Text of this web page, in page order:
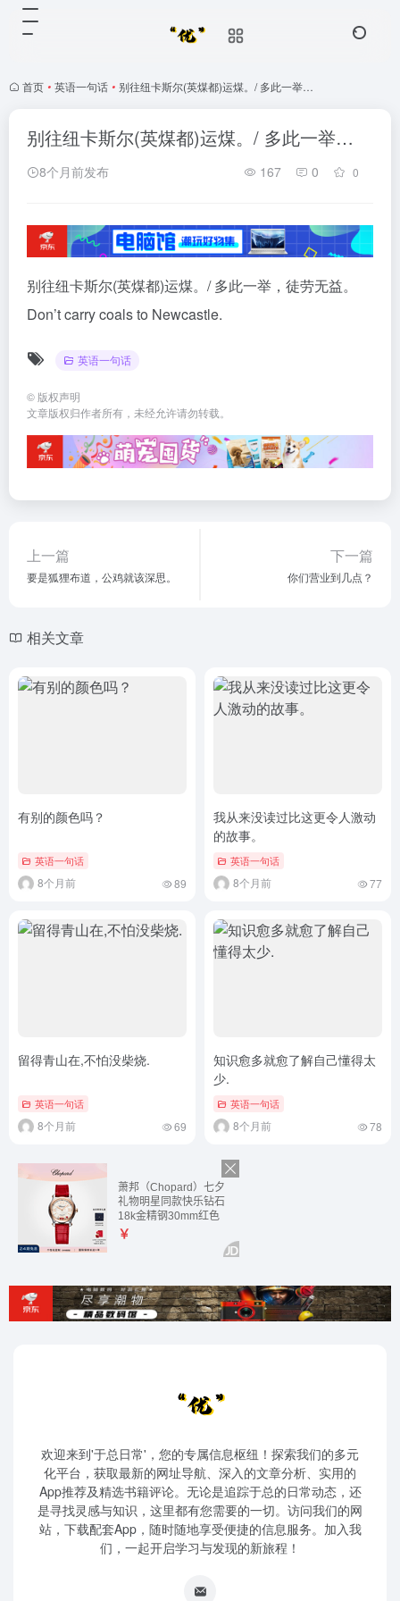
首页 • 英语一句话 • 别往纽卡斯尔(英煤都)运煤。/ 多此一举…
别往纽卡斯尔(英煤都)运煤。/ 多此一举…
8个月前发布 167 0 0
别往纽卡斯尔(英煤都)运煤。/ 多此一举，徒劳无益。
Don’t carry coals to Newcastle.
英语一句话
© 版权声明
文章版权归作者所有，未经允许请勿转载。
上一篇
要是狐狸布道，公鸡就该深思。
下一篇
你们营业到几点？
相关文章
有别的颜色吗？
英语一句话
8个月前 89
我从来没读过比这更令人激动
的故事。
英语一句话
8个月前 77
留得青山在,不怕没柴烧.
英语一句话
8个月前 69
知识愈多就愈了解自己懂得太
少.
英语一句话
8个月前 78
欢迎来到'于总日常'，您的专属信息枢纽！探索我们的多元
化平台，获取最新的网址导航、深入的文章分析、实用的
App推荐及精选书籍评论。无论是追踪于总的日常动态，还
是寻找灵感与知识，这里都有您需要的一切。访问我们的网
站，下载配套App，随时随地享受便捷的信息服务。加入我
们，一起开启学习与发现的新旅程！